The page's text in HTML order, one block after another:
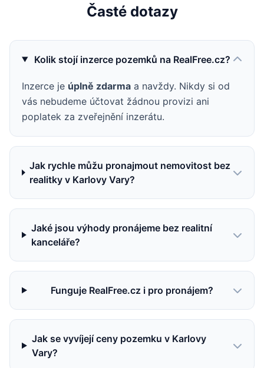
Časté dotazy
Kolik stojí inzerce pozemků na RealFree.cz?
Inzerce je úplně zdarma a navždy. Nikdy si od
vás nebudeme účtovat žádnou provizi ani
poplatek za zveřejnění inzerátu.
Jak rychle můžu pronajmout nemovitost bez
realitky v Karlovy Vary?
Jaké jsou výhody pronájeme bez realitní
kanceláře?
Funguje RealFree.cz i pro pronájem?
Jak se vyvíjejí ceny pozemku v Karlovy
Vary?